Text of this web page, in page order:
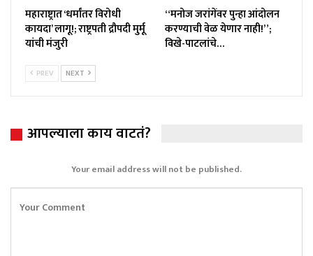
महाराष्ट्रात ‘धर्मांतर विरोधी
कायदा’ लागू!; राष्ट्रपती द्रौपदी मुर्मू
यांची मंजुरी
“मनोज जरांगेंवर पुन्हा आंदोलन
करण्याची वेळ येणार नाही!”;
विखे-पाटलांचे…
PREV NEXT
आपल्याला काय वाटतं?
Your email address will not be published.